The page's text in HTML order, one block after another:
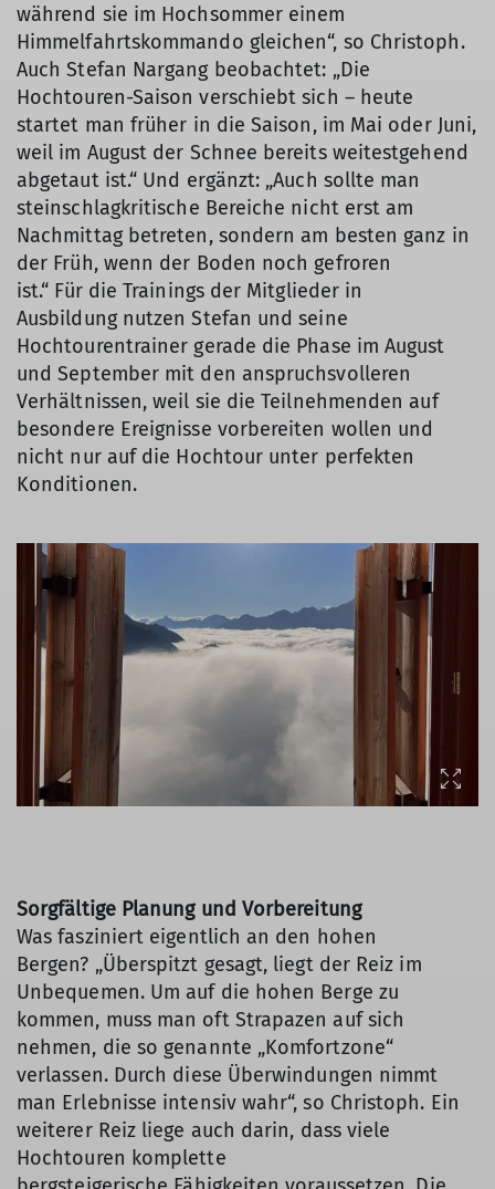
während sie im Hochsommer einem
Himmelfahrtskommando gleichen“, so Christoph.
Auch Stefan Nargang beobachtet: „Die
Hochtouren-Saison verschiebt sich – heute
startet man früher in die Saison, im Mai oder Juni,
weil im August der Schnee bereits weitestgehend
abgetaut ist.“ Und ergänzt: „Auch sollte man
steinschlagkritische Bereiche nicht erst am
Nachmittag betreten, sondern am besten ganz in
der Früh, wenn der Boden noch gefroren
ist.“ Für die Trainings der Mitglieder in
Ausbildung nutzen Stefan und seine
Hochtourentrainer gerade die Phase im August
und September mit den anspruchsvolleren
Verhältnissen, weil sie die Teilnehmenden auf
besondere Ereignisse vorbereiten wollen und
nicht nur auf die Hochtour unter perfekten
Konditionen.
Sorgfältige Planung und Vorbereitung
Was fasziniert eigentlich an den hohen
Bergen? „Überspitzt gesagt, liegt der Reiz im
Unbequemen. Um auf die hohen Berge zu
kommen, muss man oft Strapazen auf sich
nehmen, die so genannte „Komfortzone“
verlassen. Durch diese Überwindungen nimmt
man Erlebnisse intensiv wahr“, so Christoph. Ein
weiterer Reiz liege auch darin, dass viele
Hochtouren komplette